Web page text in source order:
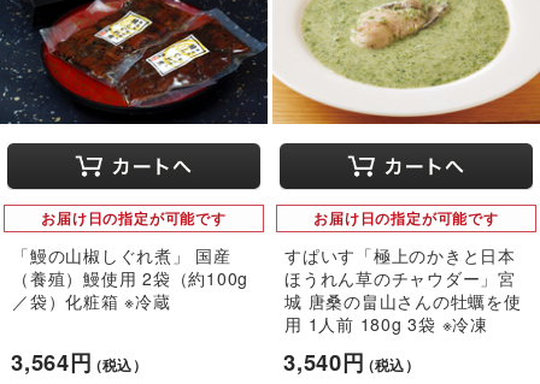
お届け日の指定が可能です
「鰻の山椒しぐれ煮」 国産
（養殖）鰻使用 2袋（約100g
／袋）化粧箱 ※冷蔵
3,564円（税込）
お届け日の指定が可能です
すぱいす「極上のかきと日本
ほうれん草のチャウダー」宮
城 唐桑の畠山さんの牡蠣を使
用 1人前 180g 3袋 ※冷凍
3,540円（税込）